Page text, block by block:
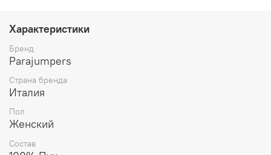
Характеристики
Бренд
Parajumpers
Страна бренда
Италия
Пол
Женский
Состав